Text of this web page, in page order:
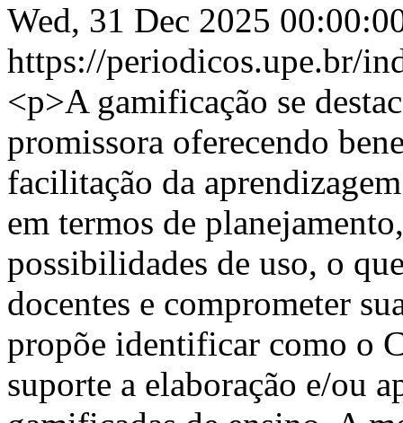
Wed, 31 Dec 2025
https://periodicos.upe.br/
<p>A gamificação se
promissora oferecendo
facilitação da
em termos de
possibilidades de uso, o
docentes e comprometer
propõe identificar como o
suporte a elaboração e/ou